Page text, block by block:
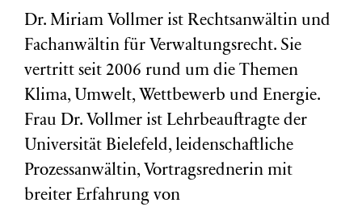
Dr. Miriam Vollmer ist Rechtsanwältin und
Fachanwältin für Verwaltungsrecht. Sie
vertritt seit 2006 rund um die Themen
Klima, Umwelt, Wettbewerb und Energie.
Frau Dr. Vollmer ist Lehrbeauftragte der
Universität Bielefeld, leidenschaftliche
Prozessanwältin, Vortragsrednerin mit
breiter Erfahrung von